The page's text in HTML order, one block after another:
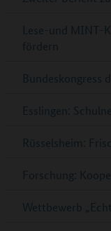
Lese-und MINT-
fördern
Bundeskongress
Esslingen:
Rüsselsheim:
Forschung:
Wettbewerb